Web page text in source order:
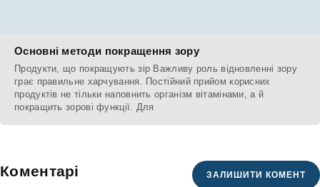
Основні методи покращення зору
Продукти, що покращують зір Важливу роль відновленні зору
грає правильне харчування. Постійний прийом корисних
продуктів не тільки наповнить організм вітамінами, а й
покращить зорові функції. Для
Коментарі ЗАЛИШИТИ КОМЕНТ